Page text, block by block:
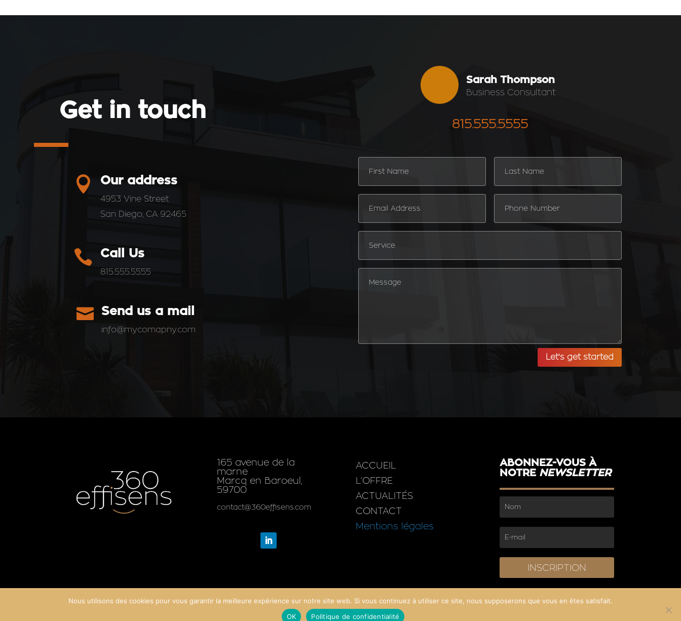
Get in touch
 Our address
4953 Vine Street
San Diego, CA 92465
 Call Us
815.555.5555
 Send us a mail
info@mycomapny.com
Sarah Thompson
Business Consultant
815.555.5555
Let's get started
165 avenue de la
marne
Marcq en Baroeul,
59700
contact@360effisens.com
ACCUEIL
L’OFFRE
ACTUALITÉS
CONTACT
Mentions légales
ABONNEZ-VOUS À
NOTRE NEWSLETTER
INSCRIPTION
Nous utilisons des cookies pour vous garantir la meilleure expérience sur notre site web. Si vous continuez à utiliser ce site, nous supposerons que vous en êtes satisfait.
OK
Politique de confidentialité